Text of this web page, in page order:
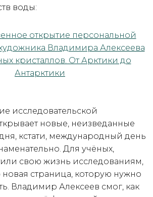
воды:
исследовательской
новые, неизведанные
кстати, международный день
Для учёных,
свою жизнь исследованиям,
новая страница, которую нужно
Владимир Алексеев смог, как